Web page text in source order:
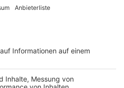
um den YouTube
einen Service eines
um Videoinhalte
Aktivitäten
lesen Sie die